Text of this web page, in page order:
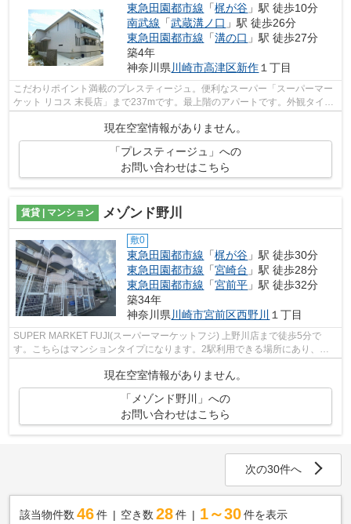
東急田園都市線 「梶が谷 」駅 徒歩10分
南武線 「武蔵溝ノ口 」駅 徒歩26分
東急田園都市線 「溝の口 」駅 徒歩27分
築4年
神奈川県 川崎市高津区新作 １丁目
こだわりポイント満載のプレスティージュ。便利なスーパー「スーパーマー
ケット リコス 末長店」まで237mです。最上階のアパートです。外観タイル
現在空室情報がありません。
「プレスティージュ」への
お問い合わせはこちら
賃貸 | マンション メゾンド野川
敷0
東急田園都市線 「梶が谷 」駅 徒歩30分
東急田園都市線 「宮崎台 」駅 徒歩28分
東急田園都市線 「宮前平 」駅 徒歩32分
築34年
神奈川県 川崎市宮前区西野川 １丁目
SUPER MARKET FUJI(スーパーマーケットフジ) 上野川店まで徒歩5分で
す。こちらはマンションタイプになります。2駅利用できる場所にあり、行
現在空室情報がありません。
「メゾンド野川」への
お問い合わせはこちら
次の30件へ
該当物件数 46件 空き数 28 件 1～30 件を表示